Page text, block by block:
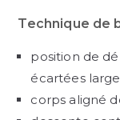
Technique de
position de
écartées
corps aligné